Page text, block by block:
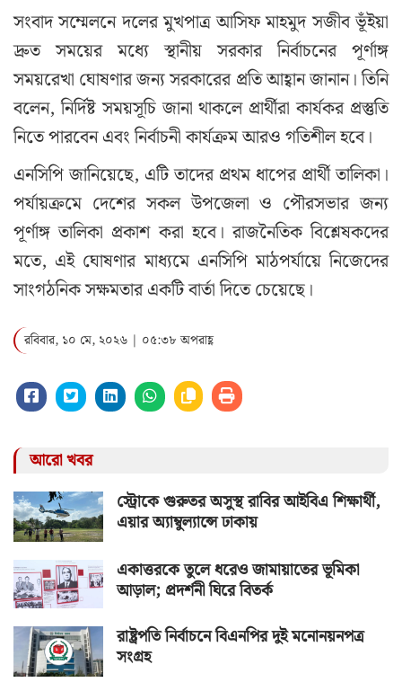
সংবাদ সম্মেলনে দলের মুখপাত্র আসিফ মাহমুদ সজীব ভূঁইয়া
দ্রুত সময়ের মধ্যে স্থানীয় সরকার নির্বাচনের পূর্ণাঙ্গ
সময়রেখা ঘোষণার জন্য সরকারের প্রতি আহ্বান জানান। তিনি
বলেন, নির্দিষ্ট সময়সূচি জানা থাকলে প্রার্থীরা কার্যকর প্রস্তুতি
নিতে পারবেন এবং নির্বাচনী কার্যক্রম আরও গতিশীল হবে।
এনসিপি জানিয়েছে, এটি তাদের প্রথম ধাপের প্রার্থী তালিকা।
পর্যায়ক্রমে দেশের সকল উপজেলা ও পৌরসভার জন্য
পূর্ণাঙ্গ তালিকা প্রকাশ করা হবে। রাজনৈতিক বিশ্লেষকদের
মতে, এই ঘোষণার মাধ্যমে এনসিপি মাঠপর্যায়ে নিজেদের
সাংগঠনিক সক্ষমতার একটি বার্তা দিতে চেয়েছে।
রবিবার, ১০ মে, ২০২৬ | ০৫:৩৮ অপরাহ্ণ
আরো খবর
স্ট্রোকে গুরুতর অসুস্থ রাবির আইবিএ শিক্ষার্থী,
এয়ার অ্যাম্বুল্যান্সে ঢাকায়
একাত্তরকে তুলে ধরেও জামায়াতের ভূমিকা
আড়াল; প্রদর্শনী ঘিরে বিতর্ক
রাষ্ট্রপতি নির্বাচনে বিএনপির দুই মনোনয়নপত্র
সংগ্রহ